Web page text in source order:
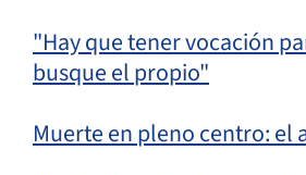
"Hay que tener vocación
busque el propio"
Muerte en pleno centro: el